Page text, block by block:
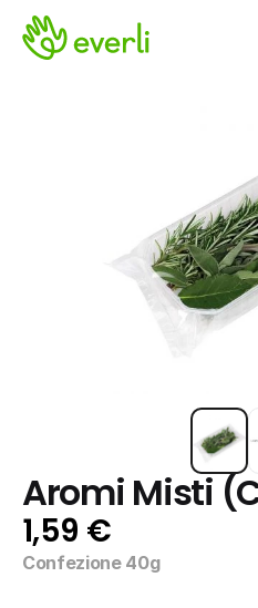
Aromi Misti
1,59 €
Confezione 40g